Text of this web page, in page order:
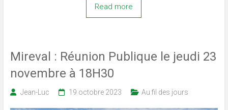
Read more
Mireval : Réunion Publique le jeudi 23
novembre à 18H30
Jean-Luc 19 octobre 2023 Au fil des jours